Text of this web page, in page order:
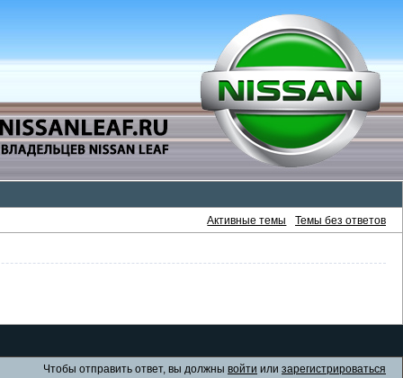
Активные темы Темы без ответов
Чтобы отправить ответ, вы должны войти или зарегистрироваться